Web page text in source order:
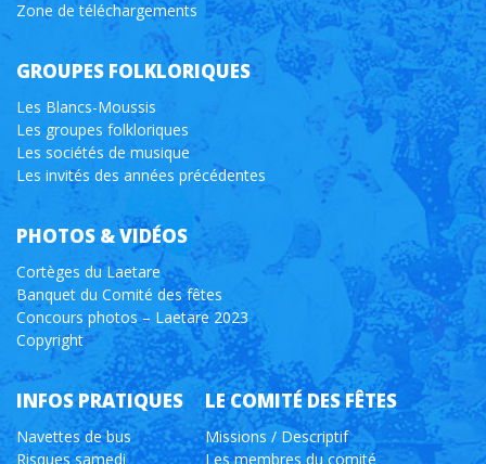
Zone de téléchargements
GROUPES FOLKLORIQUES
Les Blancs-Moussis
Les groupes folkloriques
Les sociétés de musique
Les invités des années précédentes
PHOTOS & VIDÉOS
Cortèges du Laetare
Banquet du Comité des fêtes
Concours photos – Laetare 2023
Copyright
INFOS PRATIQUES
Navettes de bus
Risques samedi
LE COMITÉ DES FÊTES
Missions / Descriptif
Les membres du comité